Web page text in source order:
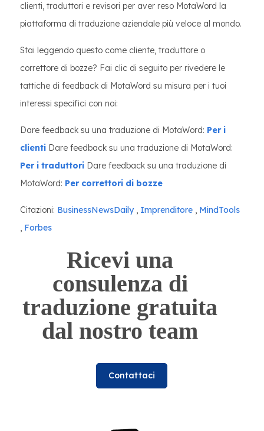
clienti, traduttori e revisori per aver reso MotaWord la
piattaforma di traduzione aziendale più veloce al mondo.
Stai leggendo questo come cliente, traduttore o
correttore di bozze? Fai clic di seguito per rivedere le
tattiche di feedback di MotaWord su misura per i tuoi
interessi specifici con noi:
Dare feedback su una traduzione di MotaWord: Per i
clienti Dare feedback su una traduzione di MotaWord:
Per i traduttori Dare feedback su una traduzione di
MotaWord: Per correttori di bozze
Citazioni: BusinessNewsDaily, Imprenditore , MindTools
, Forbes
Ricevi una
consulenza di
traduzione gratuita
dal nostro team
Contattaci